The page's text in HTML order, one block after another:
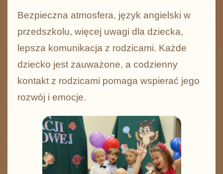
Bezpieczna atmosfera, język angielski w
przedszkolu, więcej uwagi dla dziecka,
lepsza komunikacja z rodzicami. Każde
dziecko jest zauważone, a codzienny
kontakt z rodzicami pomaga wspierać jego
rozwój i emocje.